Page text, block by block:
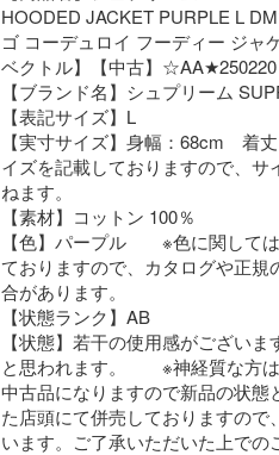
HOODED JACKET PURPLE L
ゴ コーデュロイ フーディー ジャ
ベクトル】【中古】☆AA★250220
【ブランド名】シュプリーム
【表記サイズ】L
【実寸サイズ】身幅：68cm　着
イズを記載しておりますので、
ねます。
【素材】コットン 100％
【色】パープル　　※色に関して
ておりますので、カタログや正
合があります。
【状態ランク】AB
【状態】若干の使用感がござい
と思われます。　　※神経質な方
中古品になりますので新品の状態
た店頭にて併売しておりますの
います。ご了承いただいた上での